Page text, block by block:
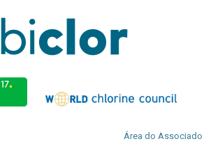
Área do Associado